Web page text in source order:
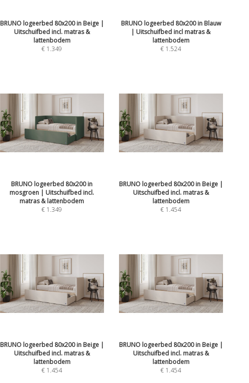
BRUNO logeerbed 80x200 in Beige |
Uitschuifbed incl. matras &
lattenbodem
€ 1.349
BRUNO logeerbed 80x200 in Blauw
| Uitschuifbed incl matras &
lattenbodem
€ 1.524
BRUNO logeerbed 80x200 in
mosgroen | Uitschuifbed incl.
matras & lattenbodem
€ 1.349
BRUNO logeerbed 80x200 in Beige |
Uitschuifbed incl. matras &
lattenbodem
€ 1.454
BRUNO logeerbed 80x200 in Beige |
Uitschuifbed incl. matras &
lattenbodem
€ 1.454
BRUNO logeerbed 80x200 in Beige |
Uitschuifbed incl. matras &
lattenbodem
€ 1.454